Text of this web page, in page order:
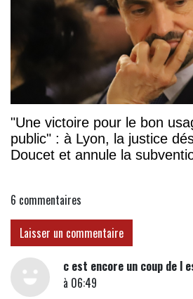
"Une victoire pour le bon
public" : à Lyon, la justice
Doucet et annule la
6 commentaires
Laisser un commentaire
c est encore un coup de l
à 06:49